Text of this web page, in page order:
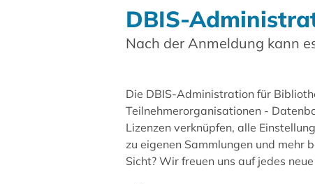
DBIS-
Nach der Anmeldung kann
Die DBIS-Administration für
Teilnehmerorganisationen -
Lizenzen verknüpfen, alle
zu eigenen Sammlungen und mehr
Sicht? Wir freuen uns auf jedes